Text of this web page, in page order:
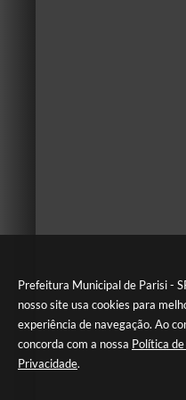
Prefeitura Municipal de Parisi -
nosso site usa cookies para
experiência de navegação. Ao
concorda com a nossa Política
Privacidade.